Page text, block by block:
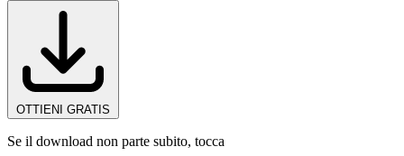
OTTIENI GRATIS
Se il download non parte subito, tocca